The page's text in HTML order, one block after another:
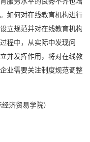
如何对在线教育机构进行
立规范并对在线教育机构
程中，从实际中发现问
并发挥作用，将对在线教
业需要关注制度规范调整
济贸易学院）